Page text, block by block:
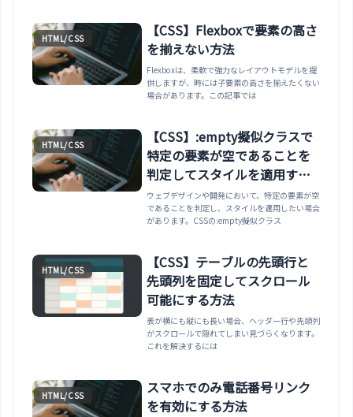
HTML/CSS
【CSS】Flexboxで要素の高さ
を揃えない方法
Flexboxは、柔軟で強力なレイアウトモデルを提
供しますが、時には子要素の高さを揃えたくない
場合があります。この記事では
HTML/CSS
【CSS】:empty擬似クラスで
特定の要素が空であることを
判定してスタイルを適用する
方法
ウェブデザインや開発において、特定の要素が空
であることを判定し、スタイルを適用したい場合
があります。CSSの:empty擬似クラス
HTML/CSS
【CSS】テーブルの先頭行と
先頭列を固定してスクロール
可能にする方法
表が横にも縦にも長い場合、ヘッダー行や先頭列
がスクロールで隠れてしまい見づらくなります。
これを解決するには
HTML/CSS
スマホでのみ電話番号リンク
を有効にする方法